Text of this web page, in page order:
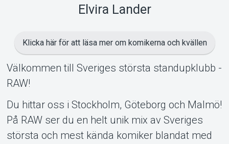
Elvira Lander
Klicka här för att läsa mer om komikerna och kvällen
Välkommen till Sveriges största standupklubb -
RAW!
Du hittar oss i Stockholm, Göteborg och Malmö!
På RAW ser du en helt unik mix av Sveriges
största och mest kända komiker blandat med